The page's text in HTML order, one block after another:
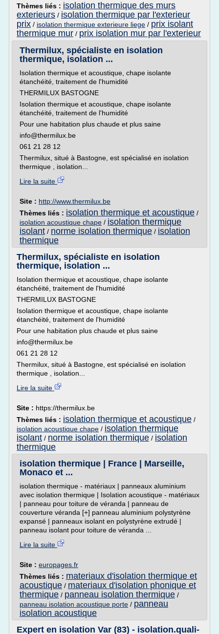
Thèmes liés : isolation thermique des murs
exterieurs / isolation thermique par l'exterieur
prix / isolation thermique exterieure liege / prix isolant
thermique mur / prix isolation mur par l'exterieur
Thermilux, spécialiste en isolation
thermique, isolation ...
Isolation thermique et acoustique, chape isolante
étanchéité, traitement de l'humidité
THERMILUX BASTOGNE
Isolation thermique et acoustique, chape isolante
étanchéité, traitement de l'humidité
Pour une habitation plus chaude et plus saine
info@thermilux.be
061 21 28 12
Thermilux, situé à Bastogne, est spécialisé en isolation
thermique , isolation...
Lire la suite
Site : http://www.thermilux.be
Thèmes liés : isolation thermique et acoustique /
isolation acoustique chape / isolation thermique
isolant / norme isolation thermique / isolation
thermique
Thermilux, spécialiste en isolation
thermique, isolation ...
Isolation thermique et acoustique, chape isolante
étanchéité, traitement de l'humidité
THERMILUX BASTOGNE
Isolation thermique et acoustique, chape isolante
étanchéité, traitement de l'humidité
Pour une habitation plus chaude et plus saine
info@thermilux.be
061 21 28 12
Thermilux, situé à Bastogne, est spécialisé en isolation
thermique , isolation...
Lire la suite
Site : https://thermilux.be
Thèmes liés : isolation thermique et acoustique /
isolation acoustique chape / isolation thermique
isolant / norme isolation thermique / isolation
thermique
isolation thermique | France | Marseille,
Monaco et ...
isolation thermique - matériaux | panneaux aluminium
avec isolation thermique | Isolation acoustique - matériaux
| panneau pour toiture de véranda | panneau de
couverture véranda [+] panneau aluminium polystyrène
expansé | panneaux isolant en polystyrène extrudé |
panneau isolant pour toiture de véranda ...
Lire la suite
Site : europages.fr
Thèmes liés : materiaux d'isolation thermique et
acoustique / materiaux d'isolation phonique et
thermique / panneau isolation thermique /
panneau isolation acoustique porte / panneau
isolation acoustique
Expert en isolation Var (83) - isolation.quali-